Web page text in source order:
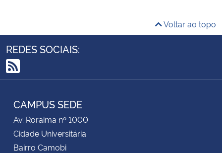
Voltar ao topo
REDES SOCIAIS:
RSS
CAMPUS SEDE
Av. Roraima nº 1000
Cidade Universitária
Bairro Camobi